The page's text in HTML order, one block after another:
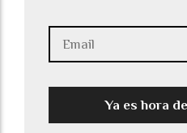
Ya es hora